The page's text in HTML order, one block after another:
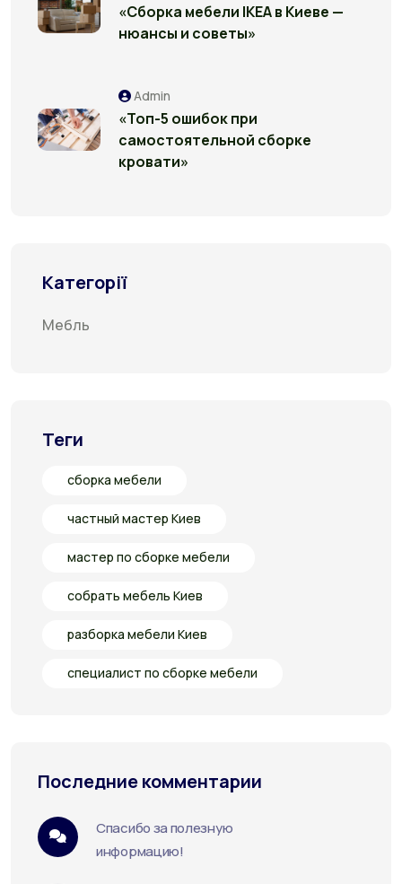
«Сборка мебели IKEA в Киеве —
нюансы и советы»
Admin
«Топ-5 ошибок при
самостоятельной сборке
кровати»
Категорії
Мебль
Теги
сборка мебели
частный мастер Киев
мастер по сборке мебели
собрать мебель Киев
разборка мебели Киев
специалист по сборке мебели
Последние комментарии
Спасибо за полезную
информацию!